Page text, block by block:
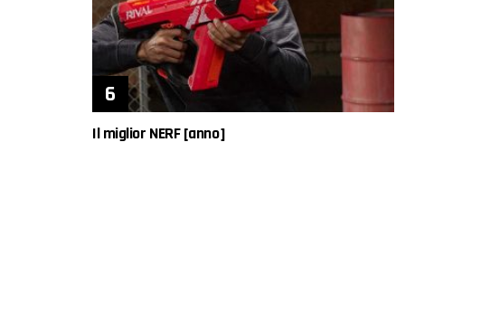
Il miglior NERF [anno]